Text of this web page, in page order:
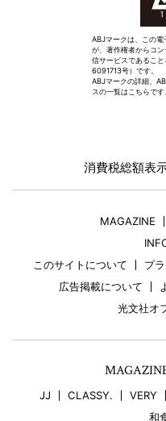
ABJマークは、この電
が、著作権者からコ
信サービスであるこ
6091713号）です。
ABJマークの詳細、
スの一覧はこちらです
消費税総額表
MAGAZINE
このサイトについて
プ
広告掲載について
光文社オ
JJ CLASSY. VERY
和